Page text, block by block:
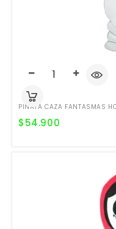
PIÑATA CAZA FANTASMAS
$54.900